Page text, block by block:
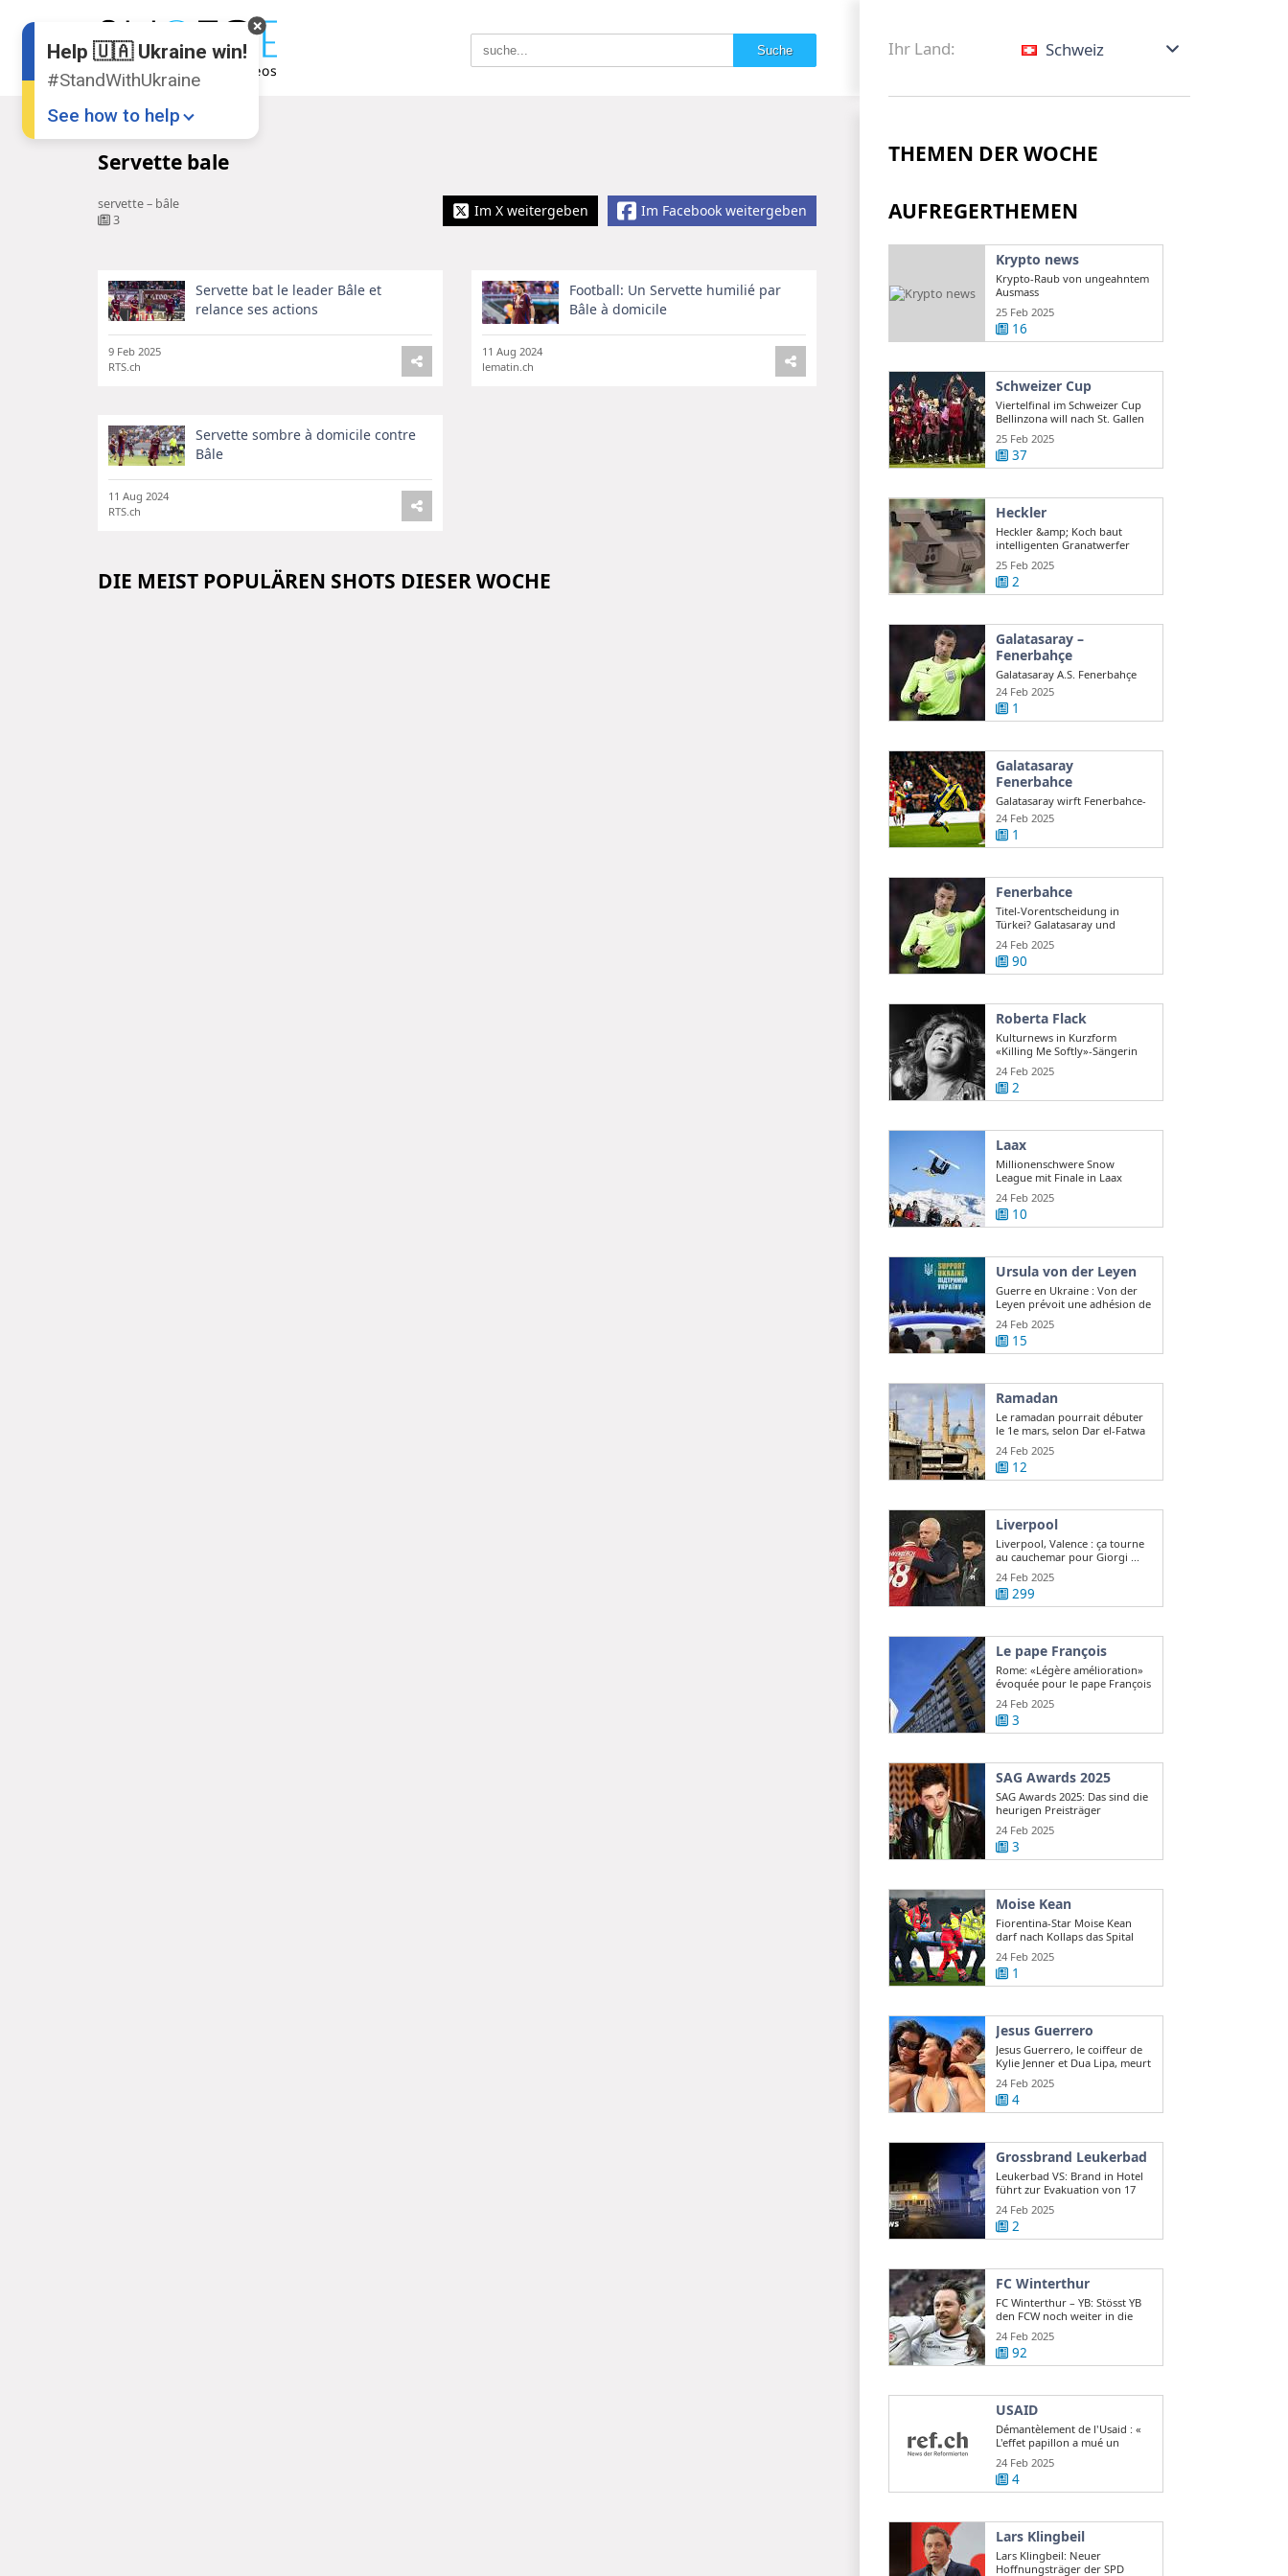
Ihr Land: Schweiz
Servette bale
servette – bâle
3
Im Facebook weitergeben
Im X weitergeben
Servette bat le leader Bâle et
relance ses actions
9 Feb 2025
RTS.ch
Football: Un Servette humilié par
Bâle à domicile
11 Aug 2024
lematin.ch
Servette sombre à domicile contre
Bâle
11 Aug 2024
RTS.ch
DIE MEIST POPULÄREN SHOTS DIESER WOCHE
THEMEN DER WOCHE
AUFREGERTHEMEN
Krypto news
Krypto-Raub von ungeahntem
Ausmass
25 Feb 2025
16
Schweizer Cup
Viertelfinal im Schweizer Cup
Bellinzona will nach St. Gallen
auch ...
25 Feb 2025
37
Heckler
Heckler &amp; Koch baut
intelligenten Granatwerfer
gegen Drohnen
25 Feb 2025
2
Galatasaray –
Fenerbahçe
Galatasaray A.S. Fenerbahçe
A.S. en direct Süper Lig turque
...
24 Feb 2025
1
Galatasaray
Fenerbahce
Galatasaray wirft Fenerbahce-
Coach Mourinho Rassismus
vor
24 Feb 2025
1
Fenerbahce
Titel-Vorentscheidung in
Türkei? Galatasaray und
Fenerbahce ...
24 Feb 2025
90
Roberta Flack
Kulturnews in Kurzform
«Killing Me Softly»-Sängerin
Roberta Flack ...
24 Feb 2025
2
Laax
Millionenschwere Snow
League mit Finale in Laax
24 Feb 2025
10
Ursula von der Leyen
Guerre en Ukraine : Von der
Leyen prévoit une adhésion de
l ...
24 Feb 2025
15
Ramadan
Le ramadan pourrait débuter
le 1e mars, selon Dar el-Fatwa
24 Feb 2025
12
Liverpool
Liverpool, Valence : ça tourne
au cauchemar pour Giorgi ...
24 Feb 2025
299
Le pape François
Rome: «Légère amélioration»
évoquée pour le pape François
24 Feb 2025
3
SAG Awards 2025
SAG Awards 2025: Das sind die
heurigen Preisträger
24 Feb 2025
3
Moise Kean
Fiorentina-Star Moise Kean
darf nach Kollaps das Spital
verlassen
24 Feb 2025
1
Jesus Guerrero
Jesus Guerrero, le coiffeur de
Kylie Jenner et Dua Lipa, meurt
...24 Feb 2025
4
Grossbrand Leukerbad
Leukerbad VS: Brand in Hotel
führt zur Evakuation von 17
Gästen
24 Feb 2025
2
FC Winterthur
FC Winterthur – YB: Stösst YB
den FCW noch weiter in die
Krise?
24 Feb 2025
92
USAID
Démantèlement de l'Usaid : «
L'effet papillon a mué un
scandale d ...
24 Feb 2025
4
Lars Klingbeil
Lars Klingbeil: Neuer
Hoffnungsträger der SPD
Help 🇺🇦 Ukraine win!
#StandWithUkraine
See how to help
💸
Support Ukraine
❤
Share this widget